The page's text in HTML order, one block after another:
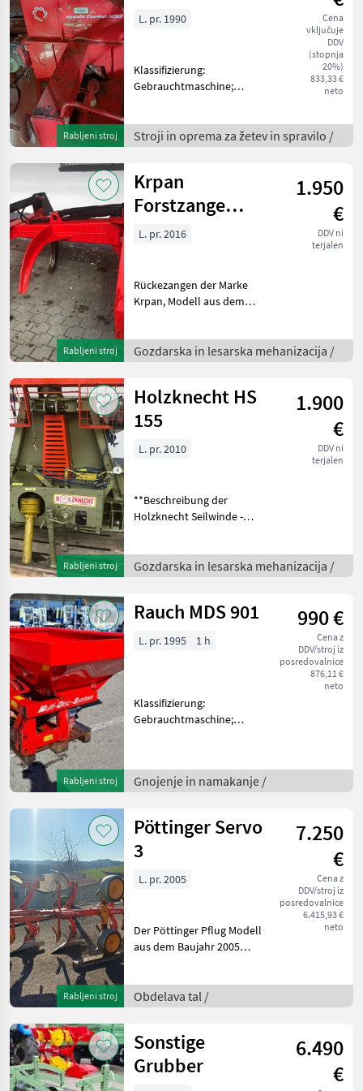
Rabljeni stroj
500
Cena
vključuje
DDV
(stopnja
20%)
833,33 €
neto
L. pr. 1990
Klassifizierung:
Gebrauchtmaschine;
Maschinenmerkmale:
Verkaufe einen Epple Turbo
charakteristischem Rot. Die
robu
Stroji in oprema za žetev in spravilo /
Rabljeni stroj
Krpan
Forstzange
KL2200
1.950
€
DDV ni
terjalen
L. pr. 2016
Rückezangen der Marke
Krpan, Modell aus dem
Qualität und Langlebigkeit
aus. Diese Rückezange ist
Gozdarska in lesarska mehanizacija /
Rabljeni stroj
Holzknecht HS
155
1.900
€
DDV ni
terjalen
L. pr. 2010
**Beschreibung der
Holzknecht Seilwinde -
Baujahr 2010, präsentiert
sich als eine leistungsstarke
Gozdarska in lesarska mehanizacija /
Rabljeni stroj
Rauch MDS 901 990 €
Cena z
DDV/stroj iz
posredovalnice
876,11 €
neto
L. pr. 1995 1 h
Klassifizierung:
Gebrauchtmaschine;
Hydraulische
Schiebbetätigung -
Behälter
Reperaturbedürftig trosilec
z ni
Gnojenje in namakanje /
Rabljeni stroj
Pöttinger Servo
3
7.250
€
Cena z
DDV/stroj iz
posredovalnice
6.415,93 €
neto
L. pr. 2005
Der Pöttinger Pflug Modell
aus dem Baujahr 2005
Gebrauchtmaschine, ideal
für anspruchsvolle
Obdelava tal /
Sonstige
Grubber
6.490
€